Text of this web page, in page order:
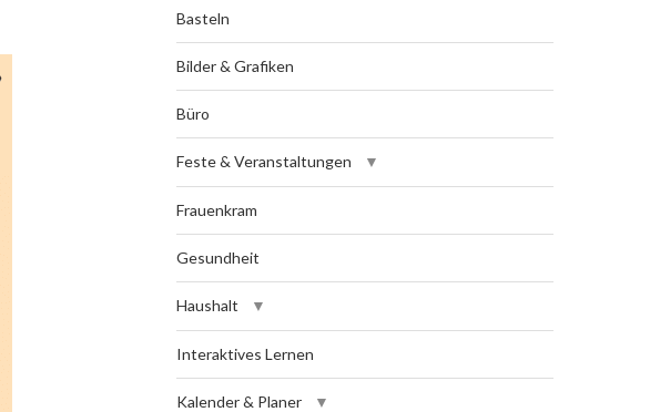
Basteln
Bilder & Grafiken
Büro
Feste & Veranstaltungen
Frauenkram
Gesundheit
Haushalt
Interaktives Lernen
Kalender & Planer